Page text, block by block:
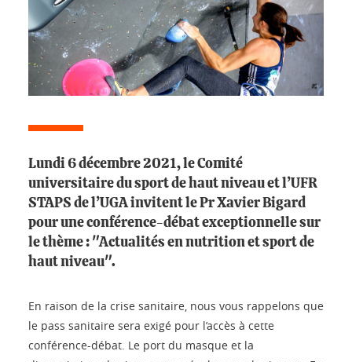
Lundi 6 décembre 2021, le Comité
universitaire du sport de haut niveau et l’UFR
STAPS de l’UGA invitent le Pr Xavier Bigard
pour une conférence-débat exceptionnelle sur
le thème : "Actualités en nutrition et sport de
haut niveau".
En raison de la crise sanitaire, nous vous rappelons que
le pass sanitaire sera exigé pour l’accès à cette
conférence-débat. Le port du masque et la